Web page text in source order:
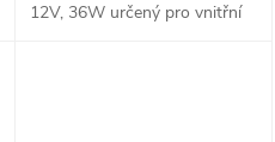
12V, 36W určený pro vnitřní